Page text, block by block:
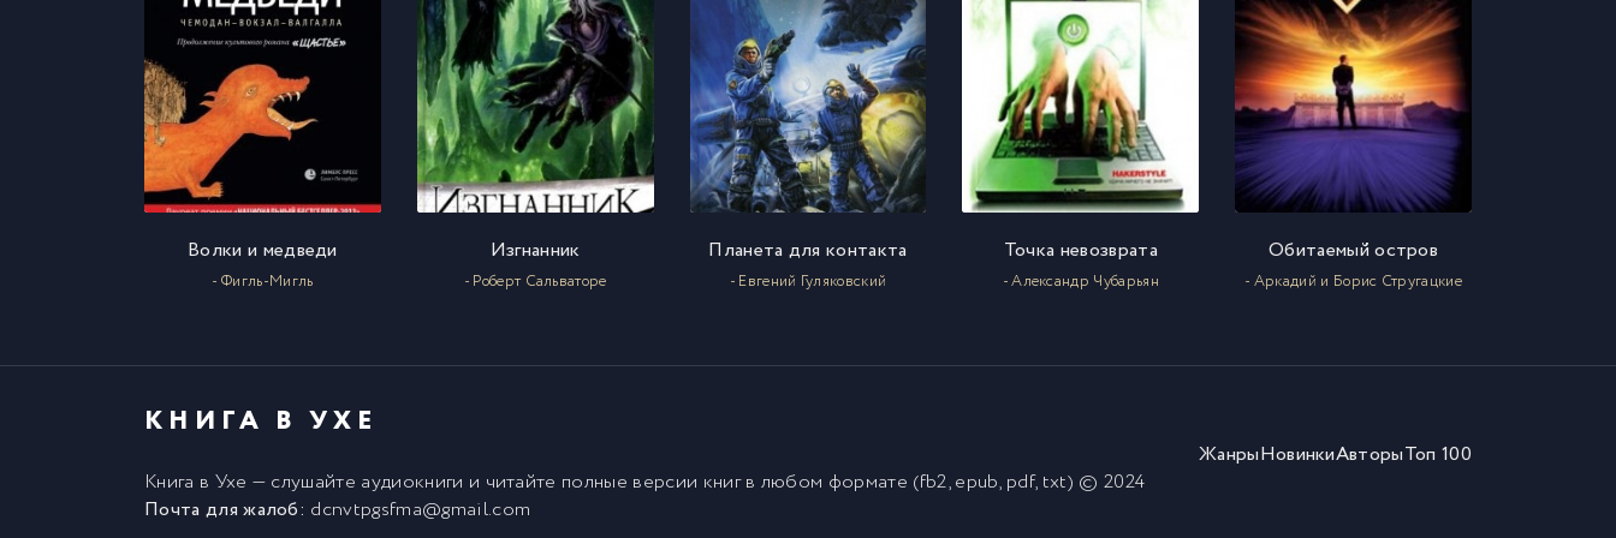
18 05-04_1
19 05-05_1
20 06-01_1
21 06-02_1
24 06-05_1
Волки и медведи
- Фигль-Мигль
Изгнанник
- Роберт Сальваторе
Планета для контакта
- Евгений Гуляковский
Точка невозврата
- Александр Чубарьян
Обитаемый остров
- Аркадий и Борис Стругацкие
КНИГА В УХЕ
ЖанрыНовинкиАвторыТоп 100
Книга в Ухе — слушайте аудиокниги и читайте полные версии книгв любом формате (fb2, epub, pdf, txt) © 2024
Почта для жалоб: dcnvtpgsfma@gmail.com